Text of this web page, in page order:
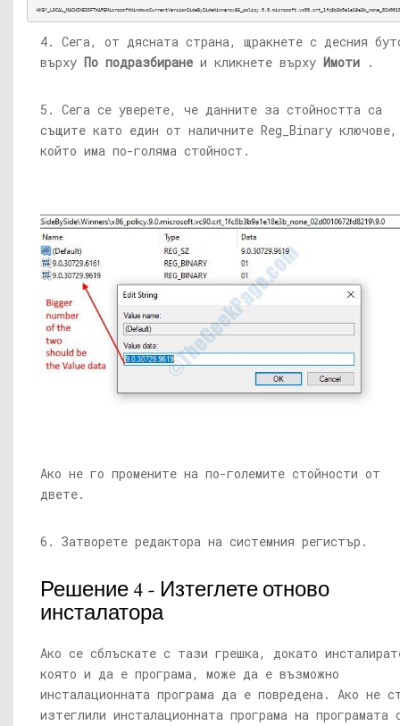
HKEY_LOCAL_MACHINESOFTWAREMicrosoftWindowsCurrentVersionSideBySideWinnersx86_policy.9.0.
4. Сега, от дясната страна, щракнете с десния
върху По подразбиране и кликнете върху Имоти .
5. Сега се уверете, че данните за стойността са
същите като един от наличните Reg_Binary ключове,
който има по-голяма стойност.
Ако не го промените на по-големите стойности от
двете.
6. Затворете редактора на системния регистър.
Решение 4 - Изтеглете отново
инсталатора
Ако се сблъскате с тази грешка, докато
която и да е програма, може да е възможно
инсталационната програма да е повредена. Ако не
изтеглили инсталационната програма на програмата